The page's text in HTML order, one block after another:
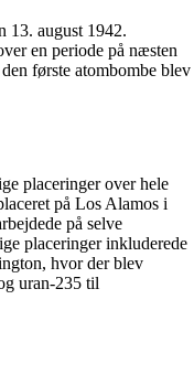
13. august 1942.
en periode på næsten
første atombombe blev
placeringer over hele
på Los Alamos i
på selve
placeringer inkluderede
hvor der blev
uran-235 til